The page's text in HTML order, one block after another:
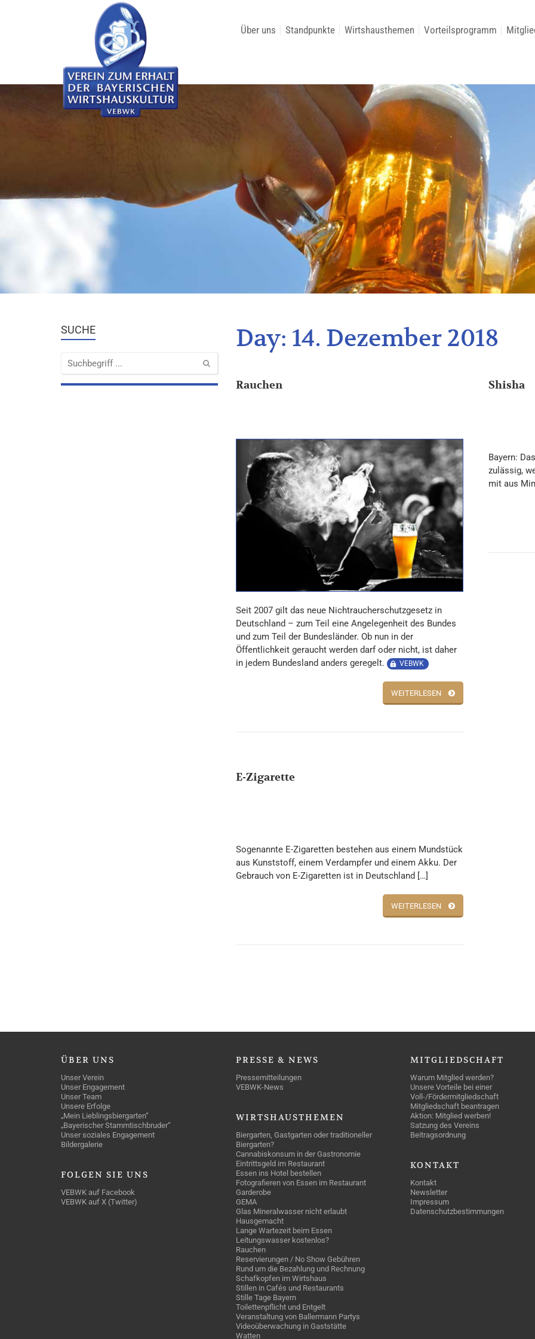
Über uns Standpunkte Wirtshausthemen Vorteilsprogramm
SUCHE Day: 14. Dezember 2018
Rauchen
Seit 2007 gilt das neue Nichtraucherschutzgesetz in
Deutschland – zum Teil eine Angelegenheit des Bundes
und zum Teil der Bundesländer. Ob nun in der
Öffentlichkeit geraucht werden darf oder nicht, ist daher
in jedem Bundesland anders geregelt.
VEBWK
WEITERLESEN
Shisha
Bayern:
zulässig,
mit aus
E-Zigarette
Sogenannte E-Zigaretten bestehen aus einem Mundstück
aus Kunststoff, einem Verdampfer und einem Akku. Der
Gebrauch von E-Zigaretten ist in Deutschland […]
WEITERLESEN
ÜBER UNS
Unser Verein
Unser Engagement
Unser Team
Unsere Erfolge
„Mein Lieblingsbiergarten“
„Bayerischer Stammtischbruder“
Unser soziales Engagement
Bildergalerie
FOLGEN SIE UNS
VEBWK auf Facebook
VEBWK auf X (Twitter)
PRESSE & NEWS
Pressemitteilungen
VEBWK-News
WIRTSHAUSTHEMEN
Biergarten, Gastgarten oder traditioneller
Biergarten?
Cannabiskonsum in der Gastronomie
Eintrittsgeld im Restaurant
Essen ins Hotel bestellen
Fotografieren von Essen im Restaurant
Garderobe
GEMA
Glas Mineralwasser nicht erlaubt
Hausgemacht
Lange Wartezeit beim Essen
Leitungswasser kostenlos?
Rauchen
Reservierungen / No Show Gebühren
Rund um die Bezahlung und Rechnung
Schafkopfen im Wirtshaus
Stillen in Cafés und Restaurants
Stille Tage Bayern
Toilettenpflicht und Entgelt
Veranstaltung von Ballermann Partys
Videoüberwachung in Gaststätte
Watten
MITGLIEDSCHAFT
Warum Mitglied werden?
Unsere Vorteile bei einer
Voll-/Fördermitgliedschaft
Mitgliedschaft beantragen
Aktion: Mitglied werben!
Satzung des Vereins
Beitragsordnung
KONTAKT
Kontakt
Newsletter
Impressum
Datenschutzbestimmungen